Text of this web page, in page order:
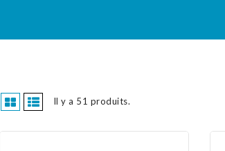
Il y a 51 produits.